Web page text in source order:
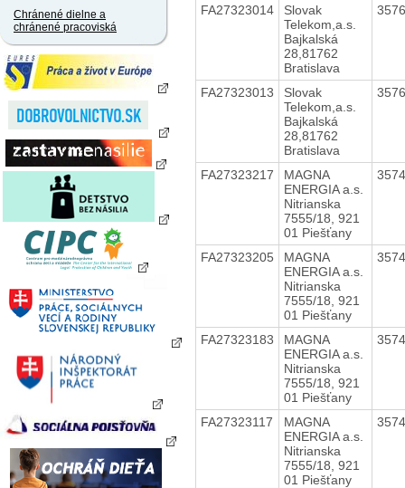
Chránené dielne a
chránené pracoviská
FA27323014
Slovak
Telekom,a.s.
Bajkalská
28,81762
Bratislava
FA27323013
Slovak
Telekom,a.s.
Bajkalská
28,81762
Bratislava
FA27323217
MAGNA
ENERGIA a.s.
Nitrianska
7555/18, 921
01 Piešťany
FA27323205
MAGNA
ENERGIA a.s.
Nitrianska
7555/18, 921
01 Piešťany
FA27323183
MAGNA
ENERGIA a.s.
Nitrianska
7555/18, 921
01 Piešťany
FA27323117
MAGNA
ENERGIA a.s.
Nitrianska
7555/18, 921
01 Piešťany